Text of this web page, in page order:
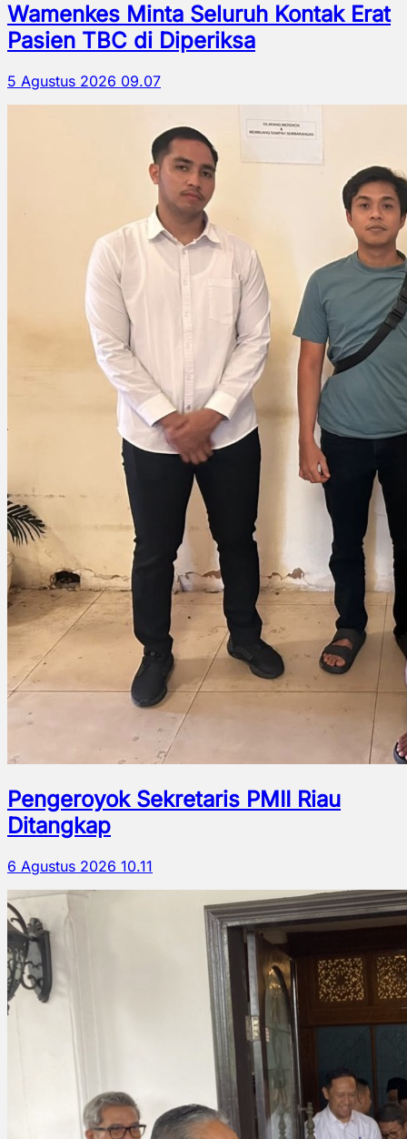
Wamenkes Minta Seluruh Kontak Erat
Pasien TBC di Diperiksa
5 Agustus 2026 09.07
Pengeroyok Sekretaris PMII Riau
Ditangkap
6 Agustus 2026 10.11